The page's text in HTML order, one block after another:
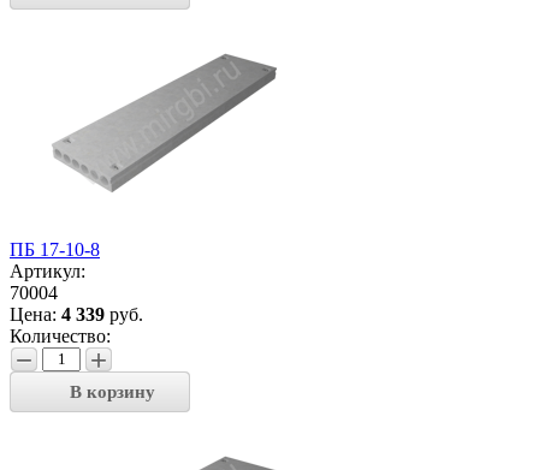
ПБ 17-10-8
Артикул:
70004
Цена: 4 339 руб.
Количество:
− +
В корзину